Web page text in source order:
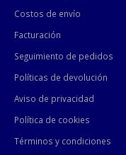
Costos de envío
Facturación
Seguimiento de pedidos
Políticas de devolución
Aviso de privacidad
Política de cookies
Términos y condiciones